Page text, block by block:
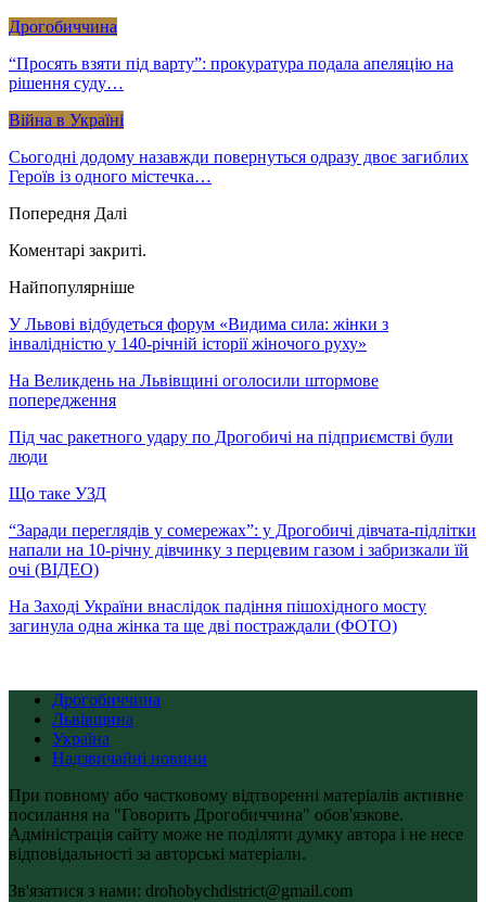
Дрогобиччина
“Просять взяти під варту”: прокуратура подала апеляцію на
рішення суду…
Війна в Україні
Сьогодні додому назавжди повернуться одразу двоє загиблих
Героїв із одного містечка…
Попередня Далі
Коментарі закриті.
Найпопулярніше
У Львові відбудеться форум «Видима сила: жінки з
інвалідністю у 140-річній історії жіночого руху»
На Великдень на Львівщині оголосили штормове
попередження
Під час ракетного удару по Дрогобичі на підприємстві були
люди
Що таке УЗД
“Заради переглядів у сомережах”: у Дрогобичі дівчата-підлітки
напали на 10-річну дівчинку з перцевим газом і забризкали їй
очі (ВІДЕО)
На Заході України внаслідок падіння пішохідного мосту
загинула одна жінка та ще дві постраждали (ФОТО)
Дрогобиччина
Львівщина
Україна
Надзвичайні новини
При повному або частковому відтворенні матеріалів активне
посилання на "Говорить Дрогобиччина" обов'язкове.
Адміністрація сайту може не поділяти думку автора і не несе
відповідальності за авторські матеріали.
Зв'язатися з нами: drohobychdistrict@gmail.com